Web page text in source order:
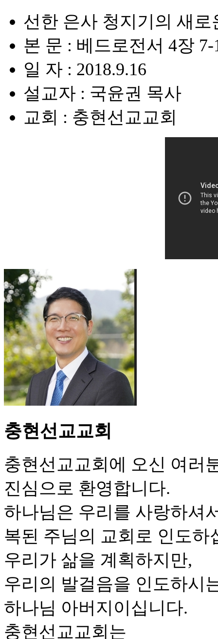
선한 은사 청지기의 새로
본 문 : 베드로전서 4장 7-
일 자 : 2018.9.16
설교자 : 국윤권 목사
교회 : 충현선교교회
충현선교교회
충현선교교회에 오신 여러
진심으로 환영합니다.
하나님은 우리를 사랑하셔
복된 주님의 교회로 인도하
우리가 삶을 계획하지만,
우리의 발걸음을 인도하시
하나님 아버지이십니다.
충현선교교회는